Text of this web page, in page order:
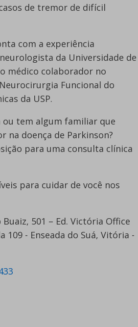
de tremor de difícil
com a experiência
da Universidade de
médico colaborador no
Funcional do
da USP.
ou tem algum familiar que
na doença de Parkinson?
para uma consulta clínica
para cuidar de você nos
501 – Ed. Victória Office
109 - Enseada do Suá, Vitória -